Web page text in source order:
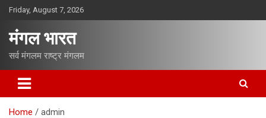
o
Friday, August 7, 2026
मंगल भारत
सर्व मंगलम राष्ट्र मंगलम
Home admin